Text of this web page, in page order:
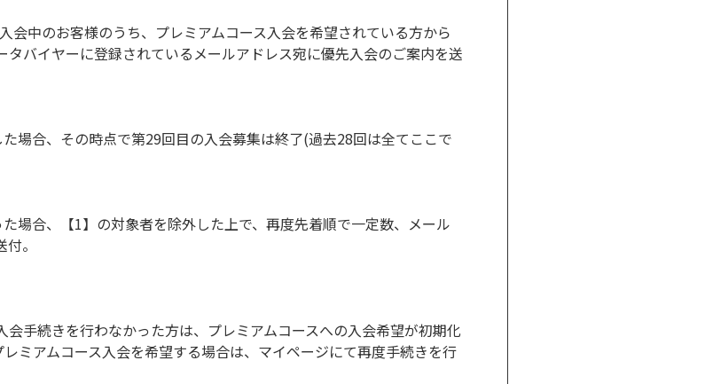
会中のお客様のうち、プレミアムコース入会を希望されている方から
バイヤーに登録されているメールアドレス宛に優先入会のご案内を送
場合、その時点で第29回目の入会募集は終了(過去28回は全てここで
場合、【1】の対象者を除外した上で、再度先着順で一定数、メール
。
手続きを行わなかった方は、プレミアムコースへの入会希望が初期化
ミアムコース入会を希望する場合は、マイページにて再度手続きを行